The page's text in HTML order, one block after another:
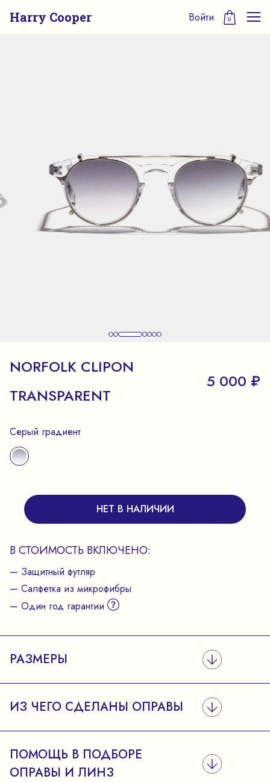
Harry Cooper Войти 0
NORFOLK CLIPON
TRANSPARENT
5 000 ₽
Серый градиент
НЕТ В НАЛИЧИИ
В СТОИМОСТЬ ВКЛЮЧЕНО:
— Защитный футляр
— Салфетка из микрофибры
— Один год гарантии
РАЗМЕРЫ
ИЗ ЧЕГО СДЕЛАНЫ ОПРАВЫ
ПОМОЩЬ В ПОДБОРЕ
ОПРАВЫ И ЛИНЗ